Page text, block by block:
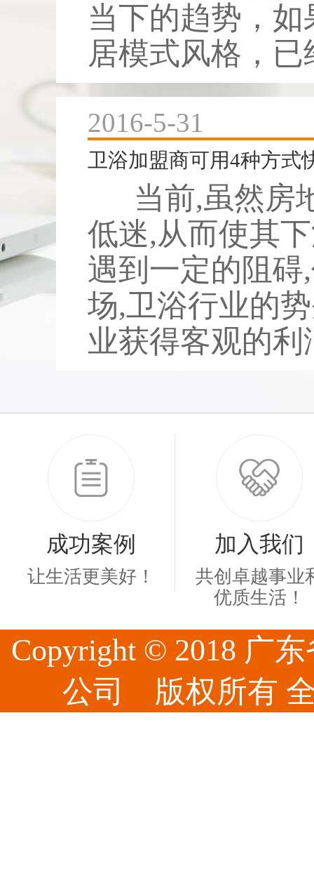
当下的趋势，
居模式风格，已
2016-5-31
卫浴加盟商可用4种方式
当前,虽然房
低迷,从而使其
遇到一定的阻
场,卫浴行业的
业获得客观的利
成功案例
让生活更美好！
加入我们
共创卓越事业
优质生活！
Copyright © 2018 广
公司 版权所有